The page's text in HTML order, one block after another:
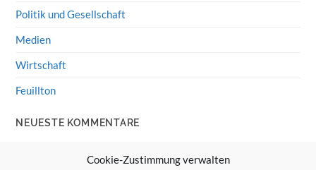
Cookie-Zustimmung verwalten
Politik und Gesellschaft
Medien
Wirtschaft
Feuillton
NEUESTE KOMMENTARE